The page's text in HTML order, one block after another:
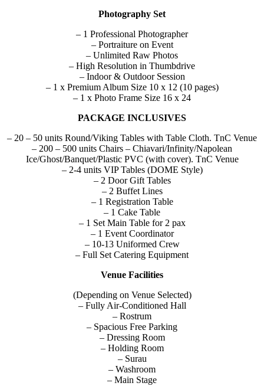
Photography Set
– 1 Professional Photographer
– Portraiture on Event
– Unlimited Raw Photos
– High Resolution in Thumbdrive
– Indoor & Outdoor Session
– 1 x Premium Album Size 10 x 12 (10 pages)
– 1 x Photo Frame Size 16 x 24
PACKAGE INCLUSIVES
– 20 – 50 units Round/Viking Tables with Table Cloth. TnC Venue
– 200 – 500 units Chairs – Chiavari/Infinity/Napolean
Ice/Ghost/Banquet/Plastic PVC (with cover). TnC Venue
– 2-4 units VIP Tables (DOME Style)
– 2 Door Gift Tables
– 2 Buffet Lines
– 1 Registration Table
– 1 Cake Table
– 1 Set Main Table for 2 pax
– 1 Event Coordinator
– 10-13 Uniformed Crew
– Full Set Catering Equipment
Venue Facilities
(Depending on Venue Selected)
– Fully Air-Conditioned Hall
– Rostrum
– Spacious Free Parking
– Dressing Room
– Holding Room
– Surau
– Washroom
– Main Stage